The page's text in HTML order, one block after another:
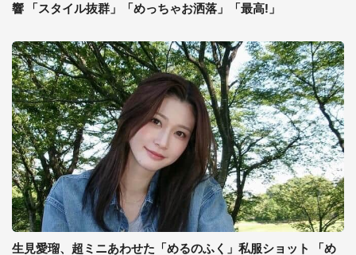
響 「スタイル抜群」「めっちゃお洒落」「最高!」
生見愛瑠、超ミニあわせた「めるのふく」私服ショット 「め